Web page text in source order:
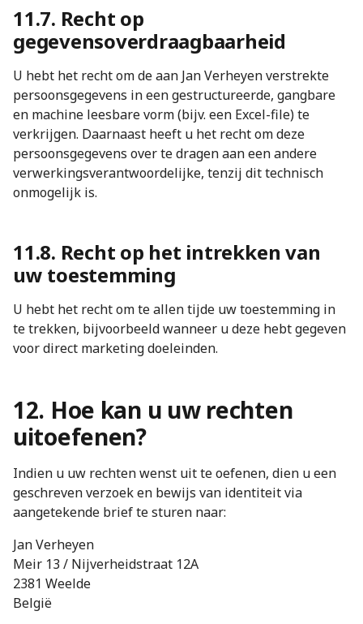
11.7. Recht op
gegevensoverdraagbaarheid
U hebt het recht om de aan Jan Verheyen verstrekte
persoonsgegevens in een gestructureerde, gangbare
en machine leesbare vorm (bijv. een Excel-file) te
verkrijgen. Daarnaast heeft u het recht om deze
persoonsgegevens over te dragen aan een andere
verwerkingsverantwoordelijke, tenzij dit technisch
onmogelijk is.
11.8. Recht op het intrekken van
uw toestemming
U hebt het recht om te allen tijde uw toestemming in
te trekken, bijvoorbeeld wanneer u deze hebt gegeven
voor direct marketing doeleinden.
12. Hoe kan u uw rechten
uitoefenen?
Indien u uw rechten wenst uit te oefenen, dien u een
geschreven verzoek en bewijs van identiteit via
aangetekende brief te sturen naar:
Jan Verheyen
Meir 13 / Nijverheidstraat 12A
2381 Weelde
België